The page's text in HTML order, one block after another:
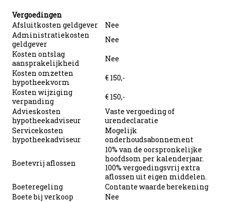
Vergoedingen
Afsluitkosten geldgever
Nee
Administratiekosten
geldgever
Nee
Kosten ontslag
aansprakelijkheid
Nee
Kosten omzetten
hypotheekvorm
€ 150,-
Kosten wijziging
verpanding
€ 150,-
Advieskosten
hypotheekadviseur
Vaste vergoeding of
urendeclaratie
Servicekosten
hypotheekadviseur
Mogelijk
onderhoudsabonnement
Boetevrij aflossen
10% van de oorspronkelijke
hoofdsom per kalenderjaar.
100% vergoedingsvrij extra
aflossen uit eigen middelen.
Boeteregeling
Contante waarde berekening
Boete bij verkoop
Nee